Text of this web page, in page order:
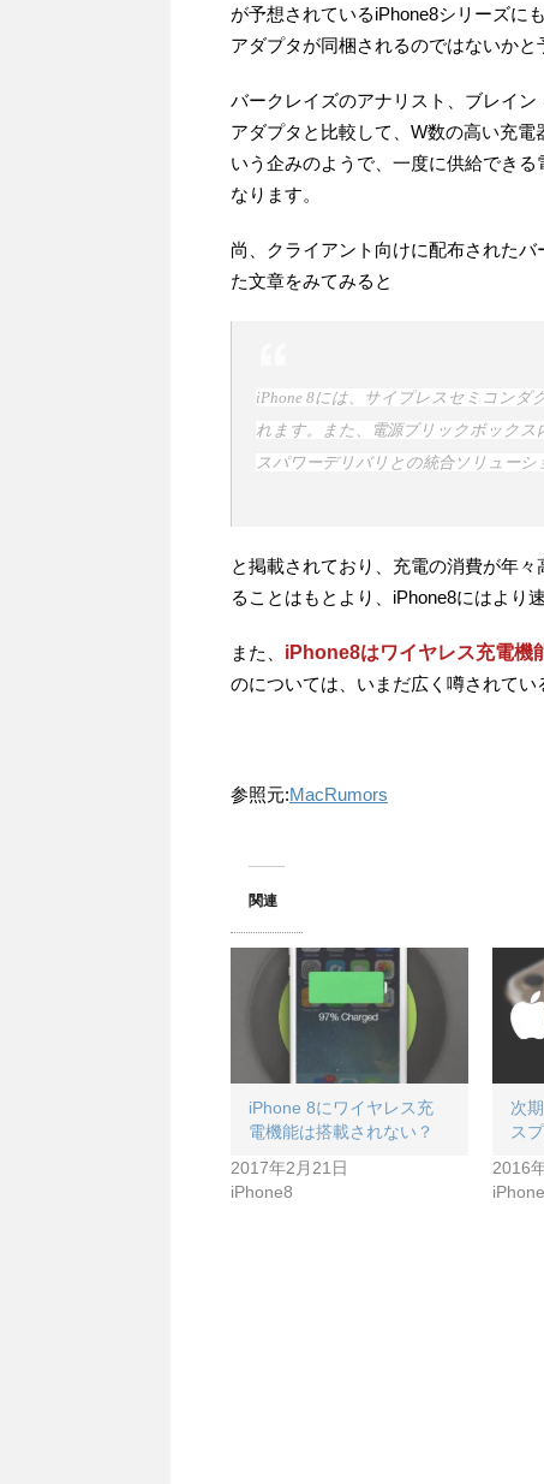
が予想されているiPhone8シリーズに
アダプタが同梱されるのではないかと
バークレイズのアナリスト、ブレイ
アダプタと比較して、W数の高い充
いう企みのようで、一度に供給でき
なります。
尚、クライアント向けに配布された
た文章をみてみると
iPhone 8には、サイプレスセミコンダ
れます。また、電源ブリックボック
スパワーデリバリとの統合ソリューシ
と掲載されており、充電の消費が年
ることはもとより、iPhone8にはより
また、 iPhone8はワイヤレス充電機
のについては、いまだ広く噂されてい
参照元:MacRumors
関連
iPhone 8にワイヤレス充
電機能は搭載されない？
2017年2月21日
iPhone8
次
ス
2016